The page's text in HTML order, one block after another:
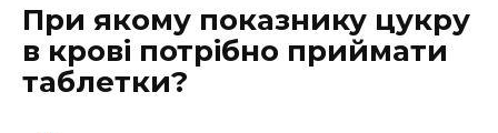
При якому показнику цукру
в крові потрібно приймати
таблетки?